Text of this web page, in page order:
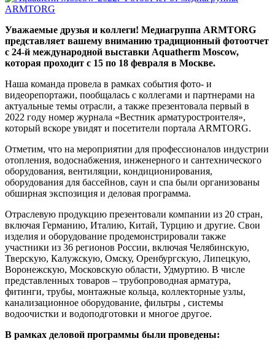
Уважаемые друзья и коллеги! Медиагруппа ARMTORG
представляет вашему вниманию традиционный фотоотчет
с 24-й международной выставки Aquatherm Moscow,
которая проходит с 15 по 18 февраля в Москве.
Наша команда провела в рамках события фото- и
видеорепортажи, пообщалась с коллегами и партнерами на
актуальные темы отрасли, а также презентовала первый в
2022 году номер журнала «Вестник арматуростроителя»,
который вскоре увидят и посетители портала ARMTORG.
Отметим, что на мероприятии для профессионалов индустрии
отопления, водоснабжения, инженерного и сантехнического
оборудования, вентиляции, кондиционирования,
оборудования для бассейнов, саун и спа были организованы
обширная экспозиция и деловая программа.
Отраслевую продукцию презентовали компании из 20 стран,
включая Германию, Италию, Китай, Турцию и другие. Свои
изделия и оборудование продемонстрировали также
участники из 36 регионов России, включая Челябинскую,
Тверскую, Калужскую, Омску, Оренбургскую, Липецкую,
Воронежскую, Московскую области, Удмуртию. В числе
представленных товаров – трубопроводная арматура,
фитинги, трубы, монтажные кольца, коллекторные узлы,
канализационное оборудование, фильтры , системы
водоочистки и водоподготовки и многое другое.
В рамках деловой программы были проведены: